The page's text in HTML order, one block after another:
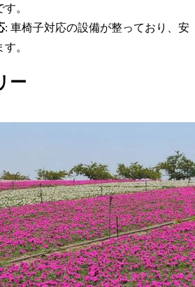
。
: 車椅子対応の設備が整っており、安
。
ー